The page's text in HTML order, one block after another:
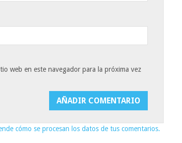
web en este navegador para la próxima vez
cómo se procesan los datos de tus comentarios.